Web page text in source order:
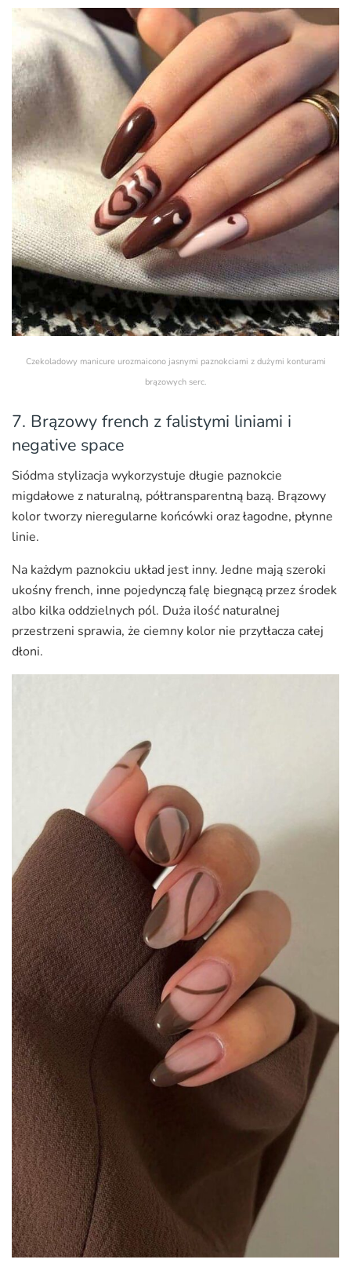
Czekoladowy manicure urozmaicono jasnymi paznokciami z dużymi konturami
brązowych serc.
7. Brązowy french z falistymi liniami i
negative space
Siódma stylizacja wykorzystuje długie paznokcie
migdałowe z naturalną, półtransparentną bazą. Brązowy
kolor tworzy nieregularne końcówki oraz łagodne, płynne
linie.
Na każdym paznokciu układ jest inny. Jedne mają szeroki
ukośny french, inne pojedynczą falę biegnącą przez środek
albo kilka oddzielnych pól. Duża ilość naturalnej
przestrzeni sprawia, że ciemny kolor nie przytłacza całej
dłoni.